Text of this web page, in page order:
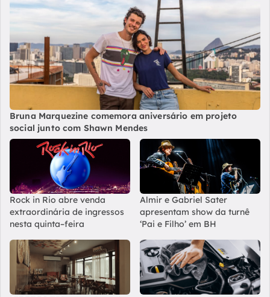
Bruna Marquezine comemora aniversário em projeto
social junto com Shawn Mendes
Rock in Rio abre venda
extraordinária de ingressos
nesta quinta–feira
Almir e Gabriel Sater
apresentam show da turnê
‘Pai e Filho’ em BH